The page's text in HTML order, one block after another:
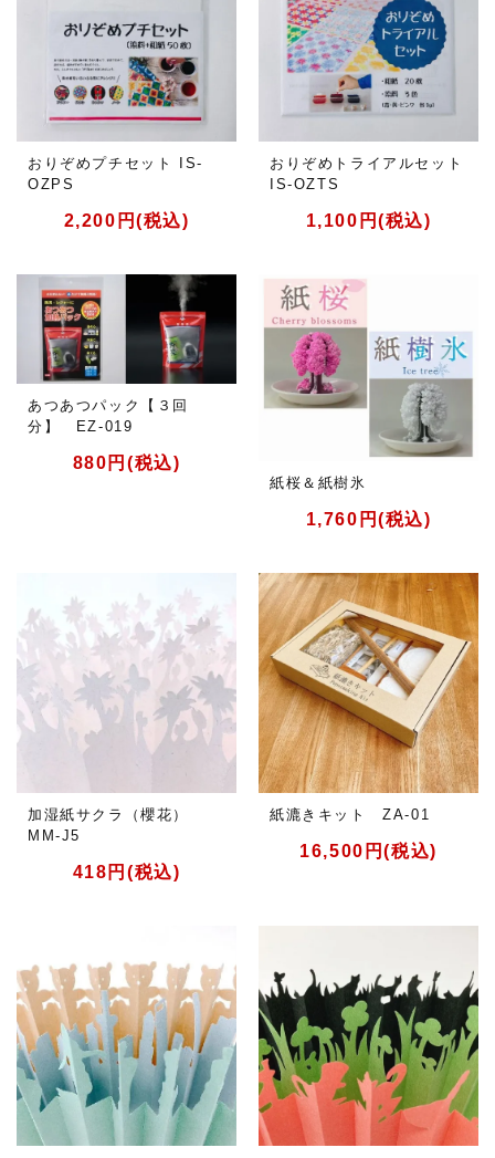
おりぞめプチセット IS-
OZPS
2,200円(税込)
おりぞめトライアルセット
IS-OZTS
1,100円(税込)
あつあつパック【３回
分】 EZ-019
880円(税込)
紙桜＆紙樹氷
1,760円(税込)
加湿紙サクラ（櫻花）
MM-J5
418円(税込)
紙漉きキット ZA-01
16,500円(税込)